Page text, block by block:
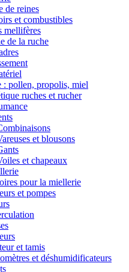
de reines
et combustibles
mellifères
de la ruche
: pollen, propolis, miel
ruches et rucher
et blousons
et chapeaux
pour la miellerie
et pompes
et tamis
et déshumidificateurs